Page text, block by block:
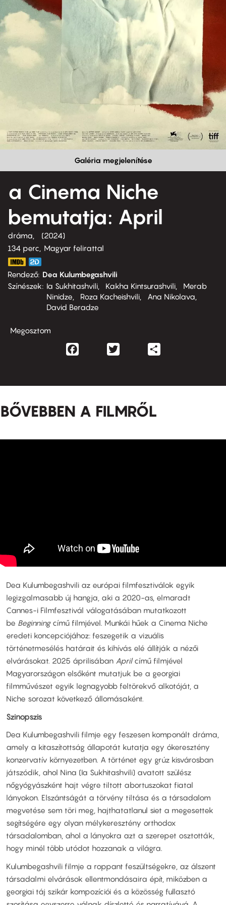
Galéria megjelenítése
a Cinema Niche
bemutatja: April
dráma
2024
134 perc,
Magyar felirattal
Rendező Dea Kulumbegashvili
Színészek
Ia Sukhitashvili Kakha Kintsurashvili
Merab
Ninidze
Roza Kacheishvili
Ana Nikolava
David Beradze
Megosztom
Facebook
BŐVEBBEN A FILMRŐL
Dea Kulumbegashvili az európai filmfesztiválok egyik
legizgalmasabb új hangja, aki a 2020-as, elmaradt
Cannes-i Filmfesztivál válogatásában mutatkozott
be Beginningcímű filmjével. Munkái hűek a Cinema Niche
eredeti koncepciójához: feszegetik a vizuális
történetmesélés határait és kihívás elé állítják a nézői
elvárásokat. 2025 áprilisában Aprilcímű filmjével
Magyarországon elsőként mutatjuk be a georgiai
filmművészet egyik legnagyobb feltörekvő alkotóját, a
Niche sorozat következő állomásaként.
Szinopszis
Dea Kulumbegashvili filmje egy feszesen komponált dráma,
amely a kitaszítottság állapotát kutatja egy ókeresztény
konzervatív környezetben. A történet egy grúz kisvárosban
játszódik, ahol Nina (Ia Sukhitashvili) avatott szülész
nőgyógyászként hajt végre tiltott abortuszokat fiatal
lányokon. Elszántságát a törvény tiltása és a társadalom
megvetése sem töri meg, hajthatatlanul siet a megesettek
segítségére egy olyan mélykeresztény orthodox
társadalomban, ahol a lányokra azt a szerepet osztották,
hogy minél több utódot hozzanak a világra.
Kulumbegashvili filmje a roppant feszültségekre, az álszent
társadalmi elvárások ellentmondásaira épít, miközben a
georgiai táj szikár kompozíciói és a közösség fullasztó